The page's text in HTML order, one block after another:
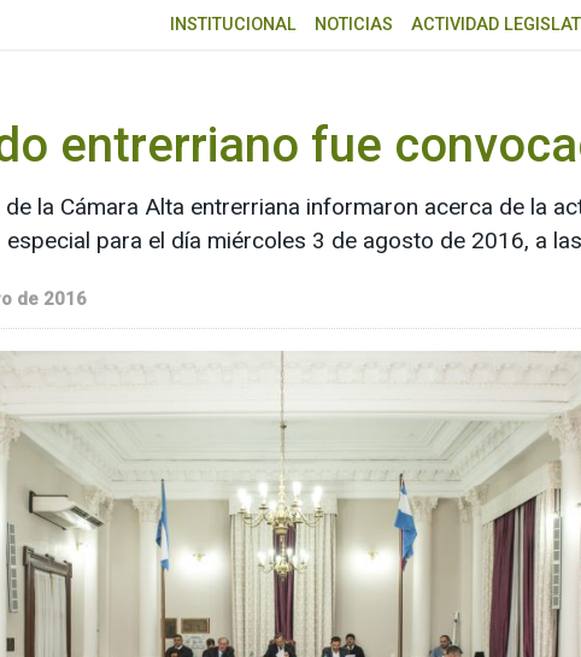
INSTITUCIONAL NOTICIAS ACTIVIDAD
entrerriano fue
la Cámara Alta entrerriana informaron acerca de la
para el día miércoles 3 de agosto de 2016, a
de 2016